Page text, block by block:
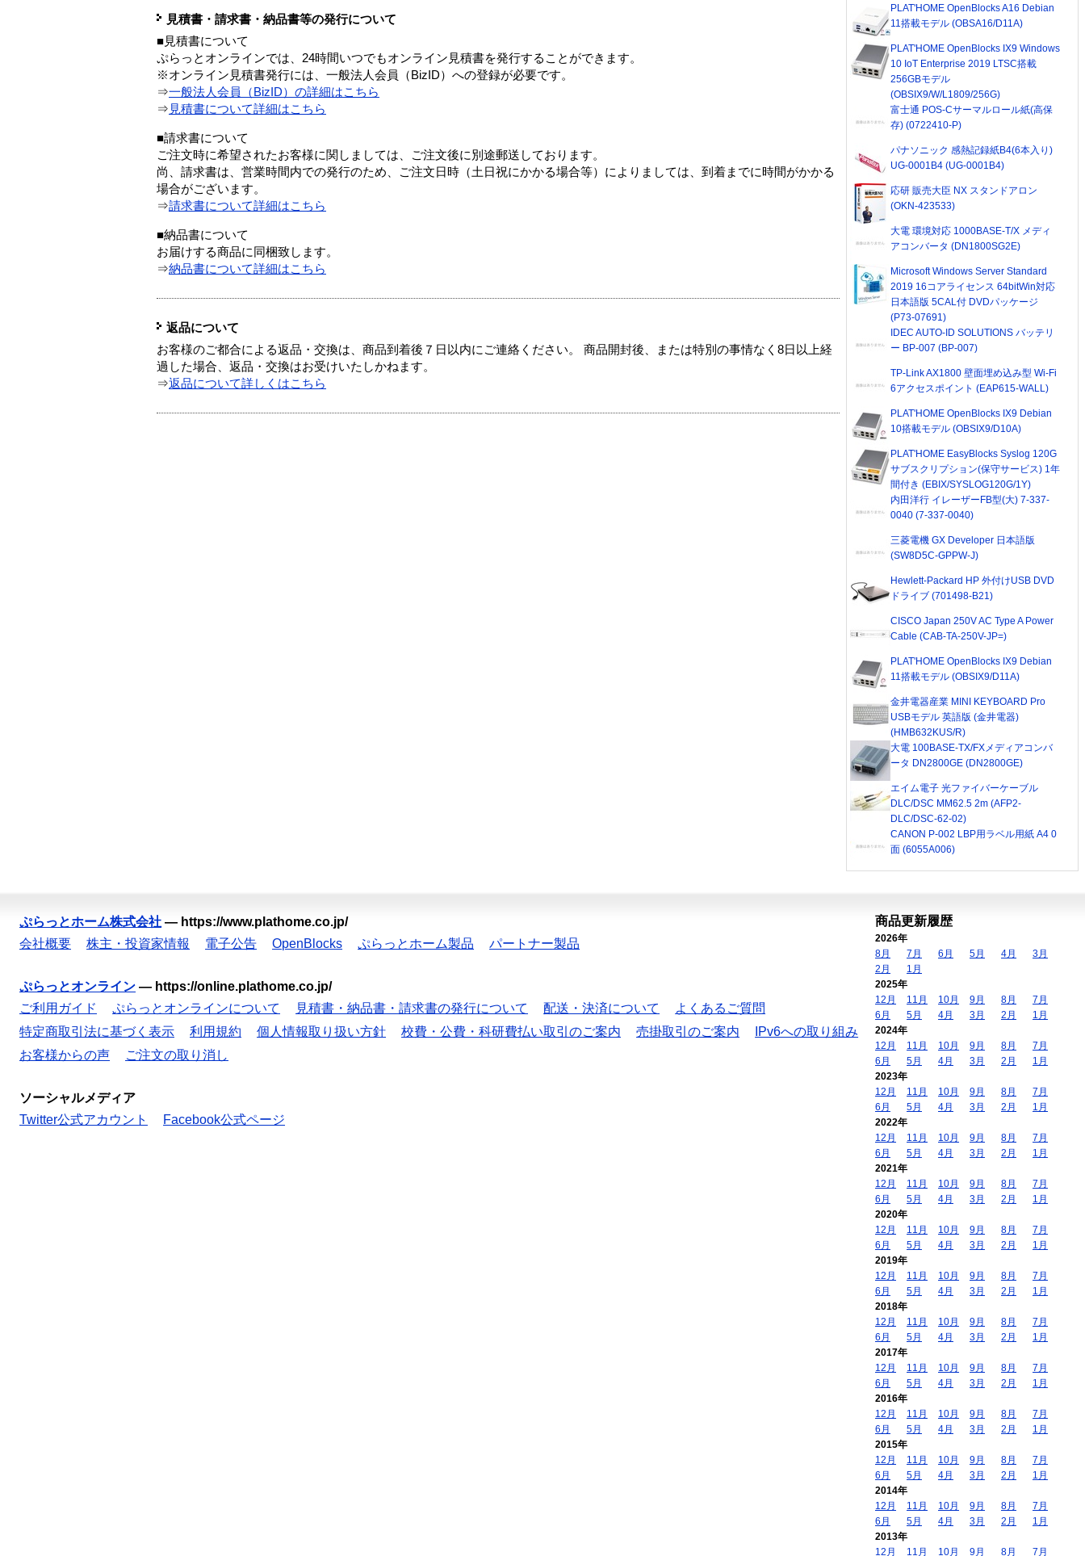
見積書・請求書・納品書等の発行について
■見積書について
ぷらっとオンラインでは、24時間いつでもオンライン見積書を発行することができます。
※オンライン見積書発行には、一般法人会員（BizID）への登録が必要です。
⇒一般法人会員（BizID）の詳細はこちら
⇒ 見積書について詳細はこちら
■請求書について
ご注文時に希望されたお客様に関しましては、ご注文後に別途郵送しております。
尚、請求書は、営業時間内での発行のため、ご注文日時（土日祝にかかる場合等）によりましては、到着までに時間がかかる
場合がございます。
⇒請求書について詳細はこちら
■納品書について
お届けする商品に同梱致します。
⇒納品書について詳細はこちら
返品について
お客様のご都合による返品・交換は、商品到着後７日以内にご連絡ください。 商品開封後、または特別の事情なく8日以上経
過した場合、返品・交換はお受けいたしかねます。
⇒返品について詳しくはこちら
PLAT'HOME OpenBlocks A16 Debian
11搭載モデル (OBSA16/D11A)
PLAT'HOME OpenBlocks IX9 Windows
10 IoT Enterprise 2019 LTSC搭載
256GBモデル
(OBSIX9/W/L1809/256G)
富士通 POS-Cサーマルロール紙(高保
存) (0722410-P)
パナソニック 感熱記録紙B4(6本入り)
UG-0001B4 (UG-0001B4)
応研 販売大臣 NX スタンドアロン
(OKN-423533)
大電 環境対応 1000BASE-T/X メディ
アコンバータ (DN1800SG2E)
Microsoft Windows Server Standard
2019 16コアライセンス 64bitWin対応
日本語版 5CAL付 DVDパッケージ
(P73-07691)
IDEC AUTO-ID SOLUTIONS バッテリ
ー BP-007 (BP-007)
TP-Link AX1800 壁面埋め込み型 Wi-Fi
6アクセスポイント (EAP615-WALL)
PLAT'HOME OpenBlocks IX9 Debian
10搭載モデル (OBSIX9/D10A)
PLAT'HOME EasyBlocks Syslog 120G
サブスクリプション(保守サービス) 1年
間付き (EBIX/SYSLOG120G/1Y)
内田洋行 イレーザーFB型(大) 7-337-
0040 (7-337-0040)
三菱電機 GX Developer 日本語版
(SW8D5C-GPPW-J)
Hewlett-Packard HP 外付けUSB DVD
ドライブ (701498-B21)
CISCO Japan 250V AC Type A Power
Cable (CAB-TA-250V-JP=)
PLAT'HOME OpenBlocks IX9 Debian
11搭載モデル (OBSIX9/D11A)
金井電器産業 MINI KEYBOARD Pro
USBモデル 英語版 (金井電器)
(HMB632KUS/R)
大電 100BASE-TX/FXメディアコンバ
ータ DN2800GE (DN2800GE)
エイム電子 光ファイバーケーブル
DLC/DSC MM62.5 2m (AFP2-
DLC/DSC-62-02)
CANON P-002 LBP用ラベル用紙 A4 0
面 (6055A006)
ぷらっとホーム株式会社 — https://www.plathome.co.jp/
会社概要
株主・投資家情報 電子公告 OpenBlocks ぷらっとホーム製品 パートナー製品
ぷらっとオンライン — https://online.plathome.co.jp/
ご利用ガイド
ぷらっとオンラインについて 見積書・納品書・請求書の発行について 配送・決済について
よくあるご質問
特定商取引法に基づく表示
利用規約 個人情報取り扱い方針 校費・公費・科研費払い取引のご案内 売掛取引のご案内
IPv6への取り組み
お客様からの声
ご注文の取り消し
ソーシャルメディア
Twitter公式アカウント
Facebook公式ページ
商品更新履歴
2026年
8月
7月 6月 5月 4月
3月
2月
1月
2025年
12月
11月 10月 9月 8月
7月
6月
5月 4月 3月 2月
1月
2024年
12月
11月 10月 9月 8月
7月
6月
5月 4月 3月 2月
1月
2023年
12月
11月 10月 9月 8月
7月
6月
5月 4月 3月 2月
1月
2022年
12月
11月 10月 9月 8月
7月
6月
5月 4月 3月 2月
1月
2021年
12月
11月 10月 9月 8月
7月
6月
5月 4月 3月 2月
1月
2020年
12月
11月 10月 9月 8月
7月
6月
5月 4月 3月 2月
1月
2019年
12月
11月 10月 9月 8月
7月
6月
5月 4月 3月 2月
1月
2018年
12月
11月 10月 9月 8月
7月
6月
5月 4月 3月 2月
1月
2017年
12月
11月 10月 9月 8月
7月
6月
5月 4月 3月 2月
1月
2016年
12月
11月 10月 9月 8月
7月
6月
5月 4月 3月 2月
1月
2015年
12月
11月 10月 9月 8月
7月
6月
5月 4月 3月 2月
1月
2014年
12月
11月 10月 9月 8月
7月
6月
5月 4月 3月 2月
1月
2013年
12月
11月 10月 9月 8月 7月